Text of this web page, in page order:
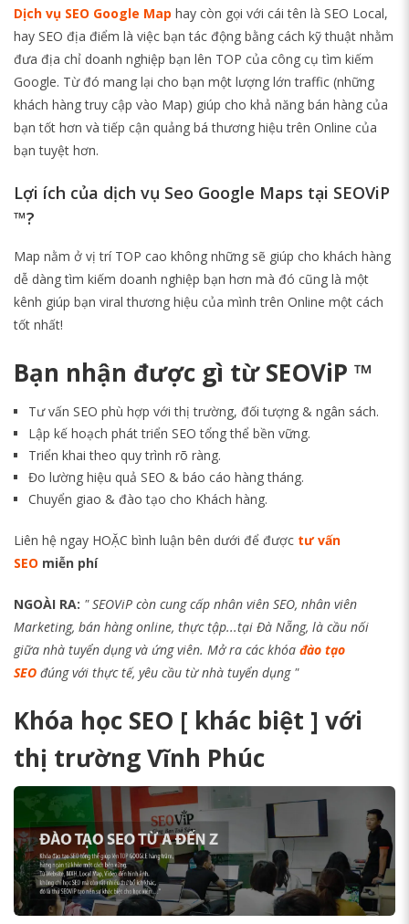
Dịch vụ SEO Google Map hay còn gọi với cái tên là SEO Local,
hay SEO địa điểm là việc bạn tác động bằng cách kỹ thuật nhằm
đưa địa chỉ doanh nghiệp bạn lên TOP của công cụ tìm kiếm
Google. Từ đó mang lại cho bạn một lượng lớn traffic (những
khách hàng truy cập vào Map) giúp cho khả năng bán hàng của
bạn tốt hơn và tiếp cận quảng bá thương hiệu trên Online của
bạn tuyệt hơn.
Lợi ích của dịch vụ Seo Google Maps tại SEOViP
™?
Map nằm ở vị trí TOP cao không những sẽ giúp cho khách hàng
dễ dàng tìm kiếm doanh nghiệp bạn hơn mà đó cũng là một
kênh giúp bạn viral thương hiệu của mình trên Online một cách
tốt nhất!
Bạn nhận được gì từ SEOViP ™
Tư vấn SEO phù hợp với thị trường, đối tượng & ngân sách.
Lập kế hoạch phát triển SEO tổng thể bền vững.
Triển khai theo quy trình rõ ràng.
Đo lường hiệu quả SEO & báo cáo hàng tháng.
Chuyển giao & đào tạo cho Khách hàng.
Liên hệ ngay HOẶC bình luận bên dưới để được tư vấn
SEO miễn phí
NGOÀI RA: " SEOViP còn cung cấp nhân viên SEO, nhân viên
Marketing, bán hàng online, thực tập...tại Đà Nẵng, là cầu nối
giữa nhà tuyển dụng và ứng viên. Mở ra các khóa đào tạo
SEO đúng với thực tế, yêu cầu từ nhà tuyển dụng "
Khóa học SEO [ khác biệt ] với
thị trường Vĩnh Phúc